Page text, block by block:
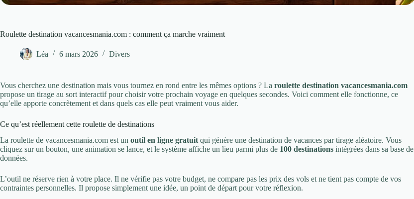
Roulette destination vacancesmania.com : comment ça marche vraiment
Léa 6 mars 2026 Divers
Vous cherchez une destination mais vous tournez en rond entre les mêmes options ? La roulette destination vacancesmania.com
propose un tirage au sort interactif pour choisir votre prochain voyage en quelques secondes. Voici comment elle fonctionne, ce
qu’elle apporte concrètement et dans quels cas elle peut vraiment vous aider.
Ce qu’est réellement cette roulette de destinations
La roulette de vacancesmania.com est un outil en ligne gratuitqui génère une destination de vacances par tirage aléatoire. Vous
cliquez sur un bouton, une animation se lance, et le système affiche un lieu parmi plus de 100 destinations intégrées dans sa base de
données.
L’outil ne réserve rien à votre place. Il ne vérifie pas votre budget, ne compare pas les prix des vols et ne tient pas compte de vos
contraintes personnelles. Il propose simplement une idée, un point de départ pour votre réflexion.